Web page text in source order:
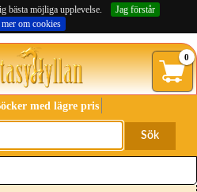
bästa möjliga upplevelse.
Jag förstår
om cookies
0
med lägre pris
Sök